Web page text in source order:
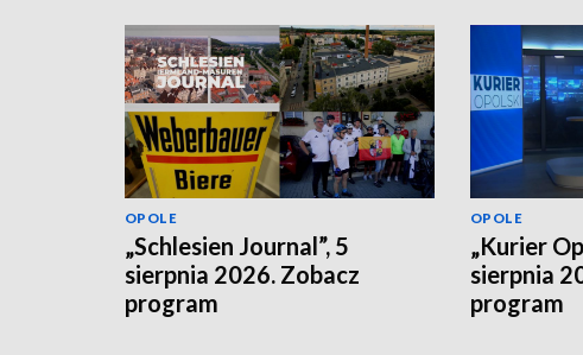
OPOLE
„Schlesien Journal”, 5
sierpnia 2026. Zobacz
program
OPOLE
„Kurier
sierpnia
program